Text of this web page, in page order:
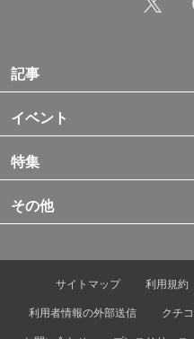
記事
イベント
特集
その他
サイトマップ 利用規約
利用者情報の外部送信
クチ